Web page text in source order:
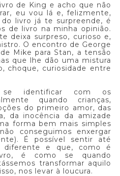
de King e acho que não
eu vou lá e, felizmente,
livro já te surpreende, é
de livro na minha opinião.
deixa surpreso, curioso e,
O encontro de George
Mike para Stan, a tensão
que lhe dão uma mistura
choque, curiosidade entre
identificar com os
quando crianças,
do primeiro amor, das
da inocência da amizade
forma bem mais simples
conseguimos enxergar
É possível sentir até
diferente e que, como é
é como se quando
transformar aquilo
nos levar à loucura.